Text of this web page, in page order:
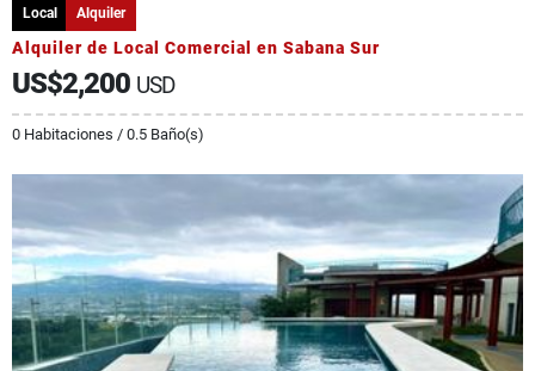
Local Alquiler
Alquiler de Local Comercial en Sabana Sur
US$2,200 USD
0 Habitaciones / 0.5 Baño(s)